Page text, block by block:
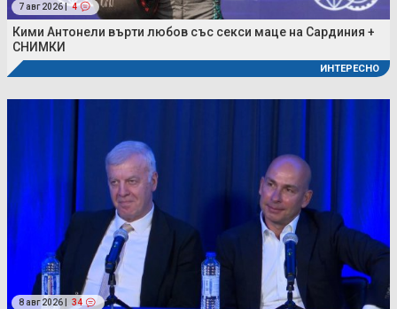
7 авг 2026 | 4
Кими Антонели върти любов със секси маце на Сардиния +
СНИМКИ
ИНТЕРЕСНО
8 авг 2026 | 34